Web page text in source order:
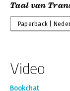
Taal van
Paperback |
Video
Bookchat